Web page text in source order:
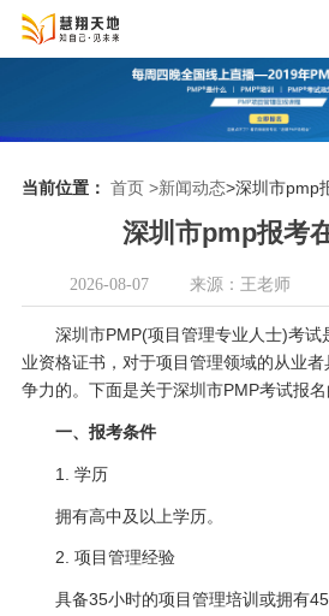
当前位置： 首页 >新闻动态>深圳市pmp
深圳市pmp报考
2026-08-07 来源：王老师
深圳市PMP(项目管理专业人士)考试
业资格证书，对于项目管理领域的从业
争力的。下面是关于深圳市PMP考试报名
一、报考条件
1. 学历
拥有高中及以上学历。
2. 项目管理经验
具备35小时的项目管理培训或拥有